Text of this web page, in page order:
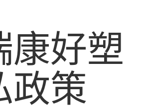
康好塑
政策